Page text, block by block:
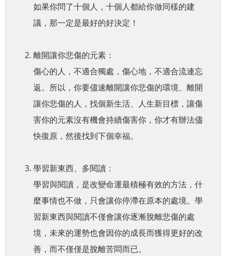
如果你問了十個人，十個人都給你做同樣的建
議，那一定是最好的好決定！
離開讓你悲傷的元素：
傷心的人，不適合獨處，傷心地，不適合流連忘
返。所以，你要儘速離開讓你悲傷的環境、離開
讓你悲傷的人，找個新生活、人生新目標，讓傷
害你的元素沒有機會持續傷害你，你才有辦法儘
快復原，然後找到下個幸福。
學習新東西、多閱讀：
學習與閱讀，是改變命運最積極有效的方法，什
麼事情也不做，只會讓你停滯在原本的處境。學
習新東西與閱讀不僅會讓你逐漸脫離悲傷的處
境，未來的運勢也會因你的成長而獲得更好的改
善，而不僅僅是脫離苦悶而已。